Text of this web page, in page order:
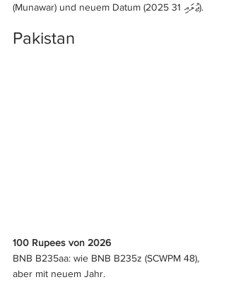
(Munawar) und neuem Datum (2025 ޖުލައި 31).
Pakistan
100 Rupees von 2026
BNB B235aa: wie BNB B235z (SCWPM 48),
aber mit neuem Jahr.